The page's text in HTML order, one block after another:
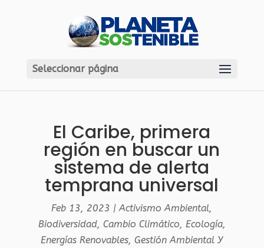
Seleccionar página
El Caribe, primera
región en buscar un
sistema de alerta
temprana universal
Feb 13, 2023 |Activismo Ambiental,
Biodiversidad, Cambio Climático, Ecología,
Energías Renovables,Gestión Ambiental Y